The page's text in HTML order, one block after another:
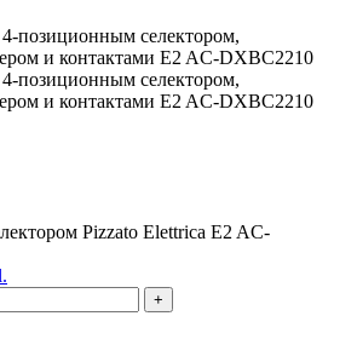
Pizzato Elettrica E2 AC-
+